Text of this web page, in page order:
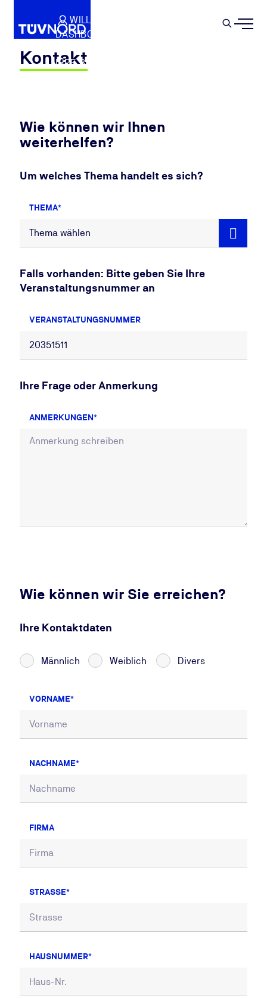
Springe zum Hauptinhalt
WILLKOMMEN
DASHBOARD
IHR PROFIL
IHRE BUCHUNGEN
Kontakt
Wie können wir Ihnen
weiterhelfen?
Um welches Thema handelt es sich?
THEMA
Falls vorhanden: Bitte geben Sie Ihre
Veranstaltungsnummer an
VERANSTALTUNGSNUMMER
Ihre Frage oder Anmerkung
ANMERKUNGEN
Wie können wir Sie erreichen?
Ihre Kontaktdaten
Männlich Weiblich Divers
VORNAME
NACHNAME
FIRMA
STRASSE
HAUSNUMMER